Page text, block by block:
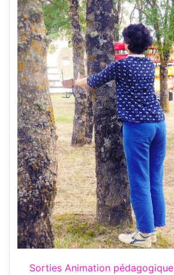
Sorties Animation pédagogique